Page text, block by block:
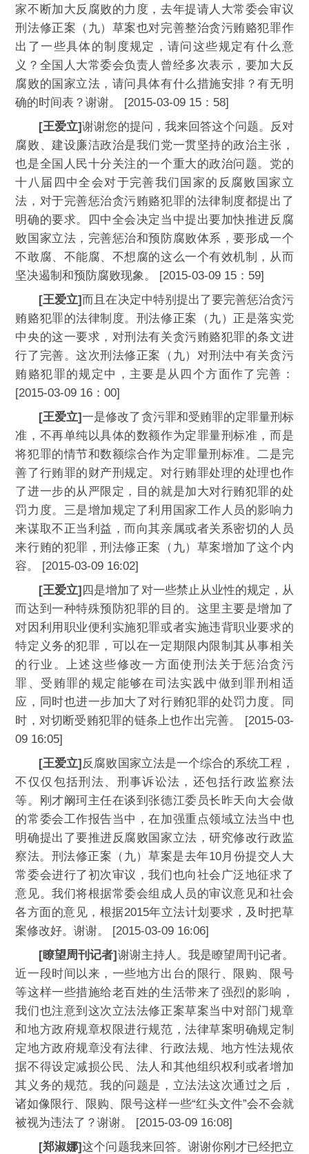
家不断加大反腐败的力度，去年提请人大常委会审议
刑法修正案（九）草案也对完善整治贪污贿赂犯罪作
出了一些具体的制度规定，请问这些规定有什么意
义？全国人大常委会负责人曾经多次表示，要加大反
腐败的国家立法，请问具体有什么措施安排？有无明
确的时间表？谢谢。 [2015-03-09 15：58]
[王爱立]谢谢您的提问，我来回答这个问题。反对
腐败、建设廉洁政治是我们党一贯坚持的政治主张，
也是全国人民十分关注的一个重大的政治问题。党的
十八届四中全会对于完善我们国家的反腐败国家立
法，对于完善惩治贪污贿赂犯罪的法律制度都提出了
明确的要求。四中全会决定当中提出要加快推进反腐
败国家立法，完善惩治和预防腐败体系，要形成一个
不敢腐、不能腐、不想腐的这么一个有效机制，从而
坚决遏制和预防腐败现象。 [2015-03-09 15：59]
[王爱立]而且在决定中特别提出了要完善惩治贪污
贿赂犯罪的法律制度。刑法修正案（九）正是落实党
中央的这一要求，对刑法有关贪污贿赂犯罪的条文进
行了完善。这次刑法修正案（九）对刑法中有关贪污
贿赂犯罪的规定中，主要是从四个方面作了完善：
[2015-03-09 16：00]
[王爱立]一是修改了贪污罪和受贿罪的定罪量刑标
准，不再单纯以具体的数额作为定罪量刑标准，而是
将犯罪的情节和数额综合作为定罪量刑标准。二是完
善了行贿罪的财产刑规定。对行贿罪处理的处理也作
了进一步的从严限定，目的就是加大对行贿犯罪的处
罚力度。三是增加规定了利用国家工作人员的影响力
来谋取不正当利益，而向其亲属或者关系密切的人员
来行贿的犯罪，刑法修正案（九）草案增加了这个内
容。 [2015-03-09 16:02]
[王爱立]四是增加了对一些禁止从业性的规定，从
而达到一种特殊预防犯罪的目的。这里主要是增加了
对因利用职业便利实施犯罪或者实施违背职业要求的
特定义务的犯罪，可以在一定期限内限制其从事相关
的行业。上述这些修改一方面使刑法关于惩治贪污
罪、受贿罪的规定能够在司法实践中做到罪刑相适
应，同时也进一步加大了对行贿犯罪的处罚力度。同
时，对切断受贿犯罪的链条上也作出完善。 [2015-03-
09 16:05]
[王爱立]反腐败国家立法是一个综合的系统工程，
不仅仅包括刑法、刑事诉讼法，还包括行政监察法
等。刚才阚珂主任在谈到张德江委员长昨天向大会做
的常委会工作报告当中，在加强重点领域立法当中也
明确提出了要推进反腐败国家立法，研究修改行政监
察法。刑法修正案（九）草案是去年10月份提交人大
常委会进行了初次审议，我们也向社会广泛地征求了
意见。我们将根据常委会组成人员的审议意见和社会
各方面的意见，根据2015年立法计划要求，及时把草
案修改好。谢谢。 [2015-03-09 16:06]
[瞭望周刊记者]谢谢主持人。我是瞭望周刊记者。
近一段时间以来，一些地方出台的限行、限购、限号
等这样一些措施给老百姓的生活带来了强烈的影响，
我们也注意到这次立法法修正案草案当中对部门规章
和地方政府规章权限进行规范，法律草案明确规定制
定地方政府规章没有法律、行政法规、地方性法规依
据不得设定减损公民、法人和其他组织权利或者增加
其义务的规范。我的问题是，立法法这次通过之后，
诸如像限行、限购、限号这样一些“红头文件”会不会就
被视为违法了？谢谢。 [2015-03-09 16:08]
[郑淑娜]这个问题我来回答。谢谢你刚才已经把立